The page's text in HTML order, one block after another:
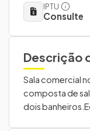
IPTU
Consulte
Descrição
Sala comercial
composta de
dois